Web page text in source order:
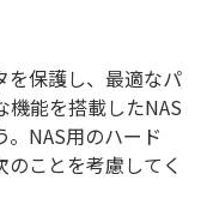
を保護し、最適なパ
機能を搭載したNAS
NAS用のハード
ことを考慮してく